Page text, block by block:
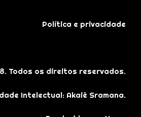
Política e privacidade
Todos os direitos reservados.
Intelectual: Akaiê Sramana.